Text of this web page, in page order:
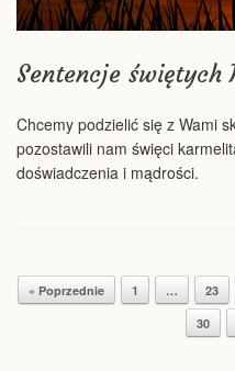
Sentencje świętych
Chcemy podzielić się z Wami
pozostawili nam święci
doświadczenia i mądrości.
Post navigation
« Poprzednie 1 … 23
30